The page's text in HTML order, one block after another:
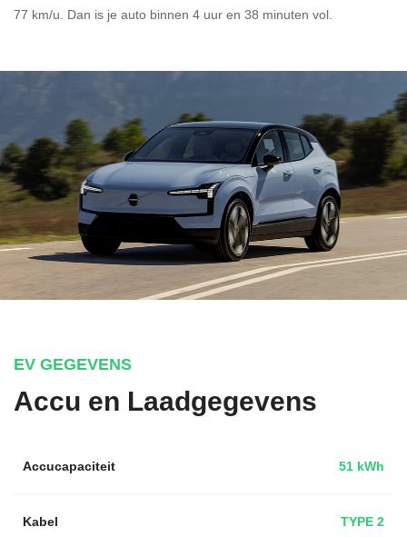
77 km/u. Dan is je auto binnen 4 uur en 38 minuten vol.
EV GEGEVENS
Accu en Laadgegevens
Accucapaciteit 51 kWh
Kabel TYPE 2